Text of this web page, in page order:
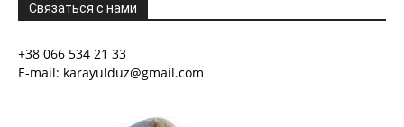
Связаться с нами
+38 066 534 21 33
E-mail: karayulduz@gmail.com